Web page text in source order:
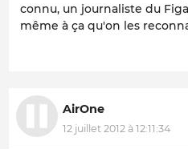
connu, un journaliste du
même à ça qu'on les
AirOne
12 juillet 2012 à 12:11:34